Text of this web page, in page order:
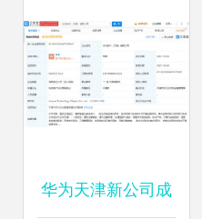
榜单
华为天津新公司成